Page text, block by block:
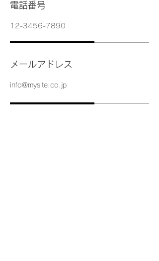
電話番号
12-3456-7890
メールアドレス
info@mysite.co.jp